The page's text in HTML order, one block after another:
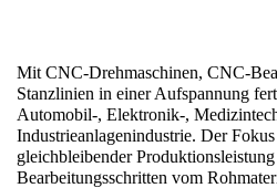
Mit CNC-Drehmaschinen, CNC-
Stanzlinien in einer Aufspannung
Automobil-, Elektronik-,
Industrieanlagenindustrie. Der
gleichbleibender
Bearbeitungsschritten vom